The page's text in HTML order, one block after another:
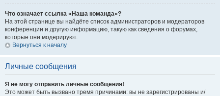
Что означает ссылка «Наша команда»?
На этой странице вы найдёте список администраторов и модераторов
конференции и другую информацию, такую как сведения о форумах,
которые они модерируют.
Вернуться к началу
Личные сообщения
Я не могу отправить личные сообщения!
Это может быть вызвано тремя причинами: вы не зарегистрированы и/